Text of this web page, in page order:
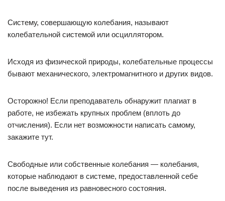
Систему, совершающую колебания, называют
колебательной системой или осциллятором.
Исходя из физической природы, колебательные процессы
бывают механического, электромагнитного и других видов.
Осторожно! Если преподаватель обнаружит плагиат в
работе, не избежать крупных проблем (вплоть до
отчисления). Если нет возможности написать самому,
закажите тут.
Свободные или собственные колебания — колебания,
которые наблюдают в системе, предоставленной себе
после выведения из равновесного состояния.